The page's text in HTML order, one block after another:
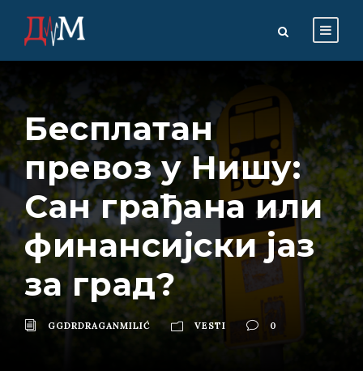
Бесплатан
превоз у Нишу:
Сан грађана или
финансијски јаз
за град?
GGDRDRAGANMILIĆ VESTI 0